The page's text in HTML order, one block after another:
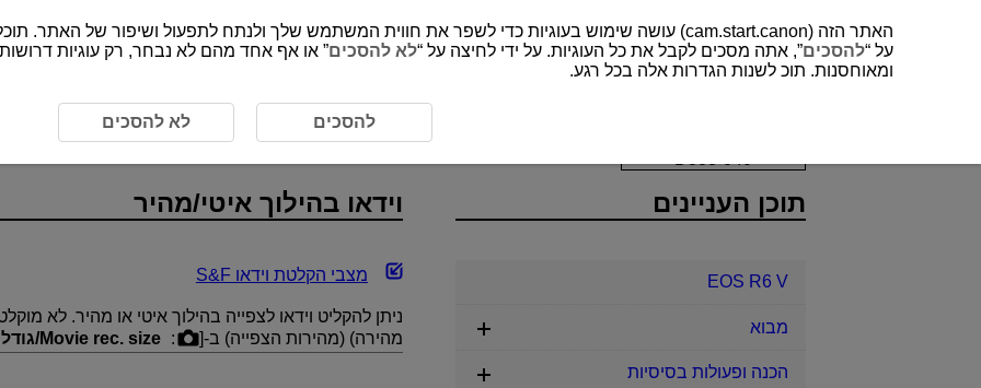
וידאו בהילוך איטי/מהיר
וידאו בהילוך איטי/מהיר
מצבי הקלטת וידאו S&F
ניתן להקליט וידאו לצפייה בהילוך איטי או מהיר. לא
מהירה) (מהירות הצפייה) ב-[
: Movie rec. size/גודל וידאו מוק.
תוכן העניינים
EOS R6 V
מבוא
הכנה ופעולות בסיסיות
האתר הזה (cam.start.canon) עושה שימוש בעוגיות כדי לשפר את חווית המשתמש שלך ולנתח לתפעול ושיפור של האתר. תוכל למצוא עוד על השימוש שלנו בעוגיות
על “להסכים”, אתה מסכים לקבל את כל העוגיות. על ידי לחיצה על “לא להסכים” או אף אחד מהם לא נבחר, רק עוגיות
ומאוחסנות. תוכ לשנות הגדרות אלה בכל רגע.
להסכים לא להסכים